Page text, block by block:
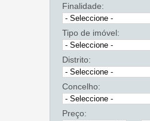
Finalidade:
Tipo de imóvel:
Distrito:
Concelho:
Preço: